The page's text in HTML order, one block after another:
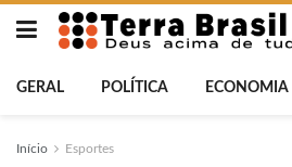
GERAL POLÍTICA ECONOMIA
Início Esportes